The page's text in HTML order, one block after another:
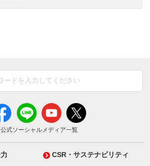
公式ソーシャルメディア一覧
CSR・サステナビリティ